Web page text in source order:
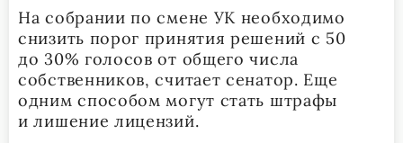
На собрании по смене УК необходимо
снизить порог принятия решений с 50
до 30% голосов от общего числа
собственников, считает сенатор. Еще
одним способом могут стать штрафы
и лишение лицензий.